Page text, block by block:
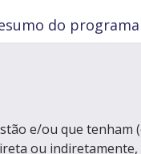
do programa
e/ou que tenham
ou indiretamente,